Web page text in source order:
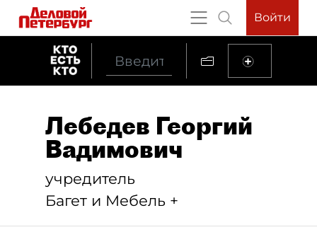
Войти
Лебедев Георгий
Вадимович
учредитель
Багет и Мебель +